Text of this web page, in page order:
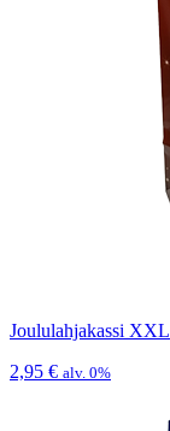
Joululahjakassi XXL
2,95 € alv. 0%